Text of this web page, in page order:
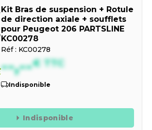
Kit Bras de suspension + Rotule
de direction axiale + soufflets
pour Peugeot 206 PARTSLINE
KC00278
Réf : KC00278
--,--€ TTC
Indisponible
Indisponible